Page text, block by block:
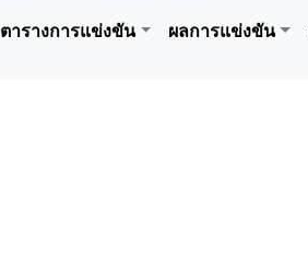
ตารางการแข่งขัน ผลการแข่งขัน